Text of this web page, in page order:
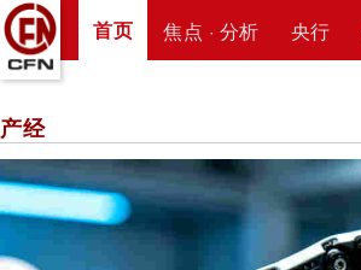
首页 焦点 · 分析 央行
产经